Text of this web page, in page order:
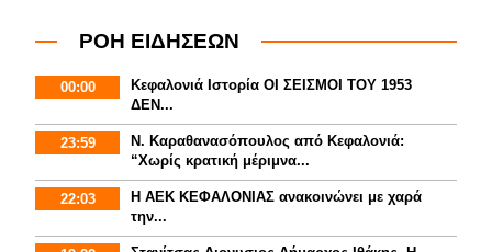
ΡΟΗ ΕΙΔΗΣΕΩΝ
00:00
Κεφαλονιά Ιστορία ΟΙ ΣΕΙΣΜΟΙ ΤΟΥ 1953
ΔΕΝ...
23:59
Ν. Καραθανασόπουλος από Κεφαλονιά:
“Χωρίς κρατική μέριμνα...
22:03
Η ΑΕΚ ΚΕΦΑΛΟΝΙΑΣ ανακοινώνει με χαρά
την...